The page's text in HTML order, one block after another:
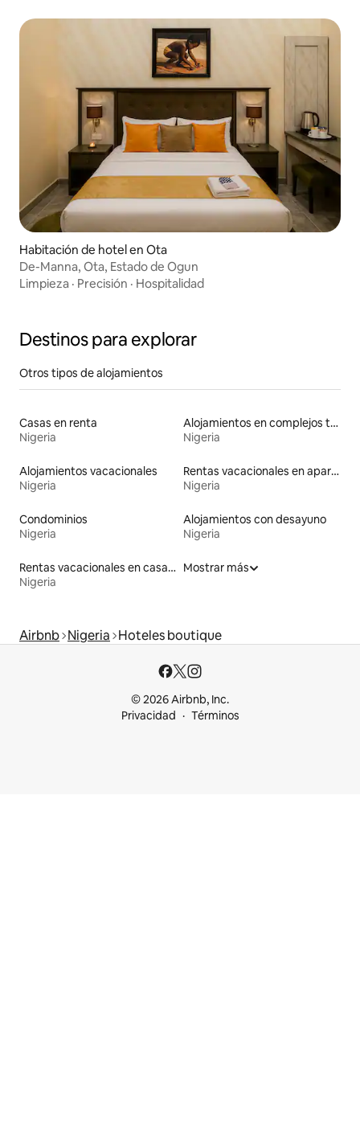
Habitación de hotel en Ota
De-Manna, Ota, Estado de Ogun
Limpieza · Precisión · Hospitalidad
Destinos para explorar
Otros tipos de alojamientos
Casas en renta
Nigeria
Alojamientos en complejos turísticos
Nigeria
Alojamientos vacacionales
Nigeria
Rentas vacacionales en apartoteles
Nigeria
Condominios
Nigeria
Alojamientos con desayuno
Nigeria
Rentas vacacionales en casas de huéspedes
Nigeria
Mostrar más
Airbnb Nigeria Hoteles boutique
© 2026 Airbnb, Inc.
Privacidad
Términos